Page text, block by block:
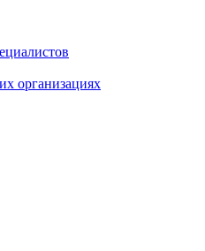
организациях